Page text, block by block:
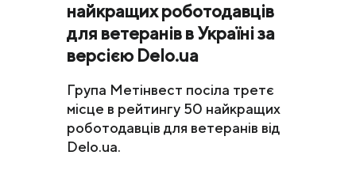
найкращих роботодавців
для ветеранів в Україні за
версією Delo.ua
Група Метінвест посіла третє
місце в рейтингу 50 найкращих
роботодавців для ветеранів від
Delo.ua.